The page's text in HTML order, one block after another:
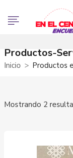
Productos-
Inicio Productos
Mostrando 2